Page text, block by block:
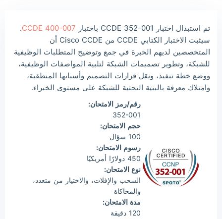
Lia*** 2026/08/07 order CCNP ***
Wil*** 2026/08/07 order CCNP ***
Luc*** 2026/08/07 order CCNP ***
تم استبدال اختبار CCDE 352-001 باختبار CCDE 400-007
.
سيثبت الاختبار الكتابي CCDE من Cisco CCDE أن
المتخصصين لديهم الخبرة في جمع وتوضيح المتطلبات الوظيفية
للشبكة، وتطوير تصميمات الشبكة لتلبية المواصفات الوظيفية،
ووضع خطة تنفيذ، ونقل قرارات التصميم وأسبابها المنطقية،
وامتلاك معرفة بالبنية التحتية للشبكة على مستوى الخبراء.
رقم/رمز الامتحان:
352-001
حجم الامتحان:
100 سؤال
رسوم الامتحان:
450 دولارًا أمريكيًا
نوع الامتحان:
السحب والإفلات، والاختيار من متعدد،
والمحاكاة
مدة الامتحان:
120 دقيقة